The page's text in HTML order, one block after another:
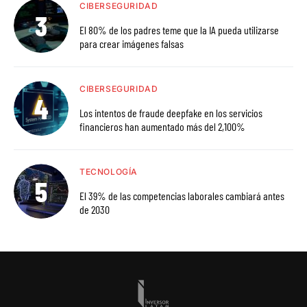
CIBERSEGURIDAD
El 80% de los padres teme que la IA pueda utilizarse
para crear imágenes falsas
CIBERSEGURIDAD
Los intentos de fraude deepfake en los servicios
financieros han aumentado más del 2,100%
TECNOLOGÍA
El 39% de las competencias laborales cambiará antes
de 2030